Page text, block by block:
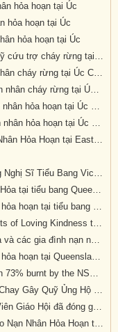
hỏa hoạn tại Úc
hỏa hoạn tại Úc
hỏa hoạn tại Úc
Chùa A Di Đà tổ chức cơm chay gây quỹ cứu trợ cháy rừng tại Úc châu (19.01.2020) 19/1/2020
Chùa Pháp Vân đóng góp cứu trợ nạn nhân cháy rừng tại Úc Châu
Tu Viện Vạn Hạnh đóng góp cứu trợ nạn nhân cháy rừng tại Úc Châu
Chùa Giác Hoàng đóng góp cứu trợ nạn nhân hỏa hoạn tại Úc Châu
Chùa Phật Quang đóng góp cứu trợ nạn nhân hỏa hoạn tại Úc Châu
Tường thuật về chuyến đi Ủy Lạo Nạn Nhân Hỏa Hoạn tại East Gippsland, VIC và Lavington, NSW
Thư Tán Dương Công Đức của Thượng Nghị Sĩ Tiểu Bang Victoria Tiến Sĩ Kiều Tiến Dũng gởi đến Chư Tôn Đức & Tự Viện thành viên Giáo Hội trong công cuộc đóng góp ủy lạo nạn nhân hỏa hoạn tại Úc Châu (Appreciation letters from Dr Kieu Tien Dung, State Member for South-Eastern Metropolitan Region, Victoria, Australia)
Hình ảnh trao chi phiếu ủng hộ Sở Cứu Hỏa tại tiểu bang Queensland, Úc Châu
Hình ảnh trao chi phiếu ủy lạo nạn nhân hỏa hoạn tại tiểu bang New South Wales (đợt 2)
Report on the Charitable Trip to offer Gifts of Loving Kindness to Bushfire Survivors in Victoria, New South Wales and Queensland
Trao quà tình thương cho Lính Cứu Hỏa và các gia đình nạn nhân hỏa hoạn tại Wandandian, New South Wales ngày 12/2/2020
Hình ảnh trao chi phiếu ủy lạo nạn nhân hỏa hoạn tại Queensland đợt 2
Video clip: Relief for a city that has been 73% burnt by the NSW bushfires | Vietnamese Buddhists in Australia
Chùa Linh Sơn Brisbane Tổ Chức Tiệc Chay Gây Quỹ Ủng Hộ Nạn Nhân Hỏa Hoạn Úc Châu (tối Thứ Bảy 15/2/2020)
Tán Dương Công Đức Tự Viện Thành Viên Giáo Hội đã đóng góp tịnh tài giúp đỡ nạn nhân hỏa hoạn tại Úc Châu
Báo Cáo Sơ Lược về các chuyến Ủy lạo Nạn Nhân Hỏa Hoạn tại Úc Châu đầu năm 2020